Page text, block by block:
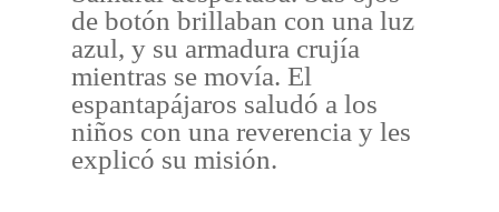
de botón brillaban con una luz
azul, y su armadura crujía
mientras se movía. El
espantapájaros saludó a los
niños con una reverencia y les
explicó su misión.